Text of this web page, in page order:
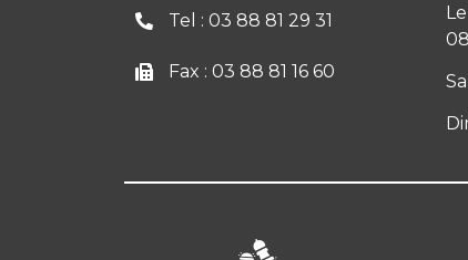
Tel : 03 88 81 29 31
Fax : 03 88 81 16 60